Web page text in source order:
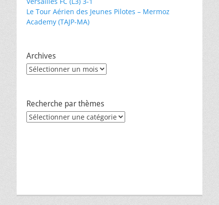
Le Tour Aérien des Jeunes Pilotes – Mermoz
Academy (TAJP-MA)
Archives
Archives
Recherche par thèmes
Recherche